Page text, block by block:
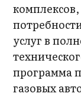
услуг в
программа
газовых